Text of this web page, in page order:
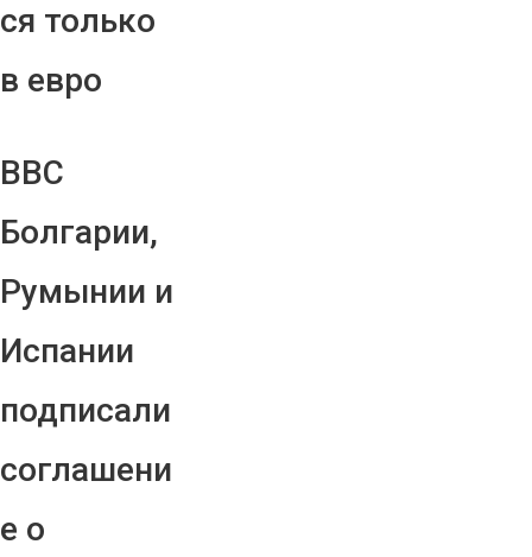
ся только
в евро
ВВС
Болгарии,
Румынии и
Испании
подписали
соглашени
е о